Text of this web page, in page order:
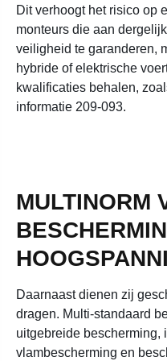
Dit verhoogt het risico op
monteurs die aan
veiligheid te garanderen,
hybride of elektrische
kwalificaties behalen,
informatie 209-093.
MULTINORM
Daarnaast dienen zij
dragen. Multi-standaard
uitgebreide bescherming,
vlambescherming en